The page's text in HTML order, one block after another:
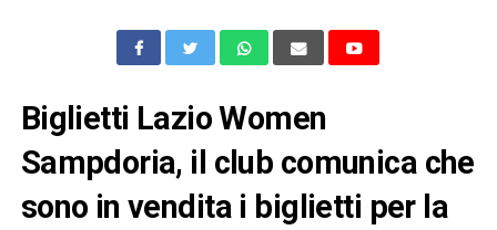
Biglietti Lazio Women
Sampdoria, il club comunica che
sono in vendita i biglietti per la